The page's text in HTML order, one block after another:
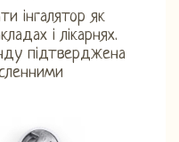
інгалятор як
і лікарнях.
підтверджена